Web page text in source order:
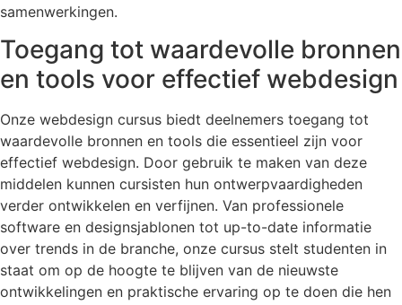
samenwerkingen.
Toegang tot waardevolle bronnen
en tools voor effectief webdesign
Onze webdesign cursus biedt deelnemers toegang tot
waardevolle bronnen en tools die essentieel zijn voor
effectief webdesign. Door gebruik te maken van deze
middelen kunnen cursisten hun ontwerpvaardigheden
verder ontwikkelen en verfijnen. Van professionele
software en designsjablonen tot up-to-date informatie
over trends in de branche, onze cursus stelt studenten in
staat om op de hoogte te blijven van de nieuwste
ontwikkelingen en praktische ervaring op te doen die hen